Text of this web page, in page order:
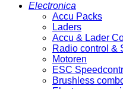
Electronica
Accu Packs
Laders
Accu & Lader
Radio control &
Motoren
ESC
Brushless